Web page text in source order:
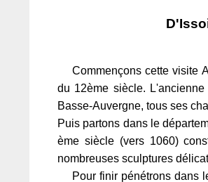
Commençons cette visite
du 12ème siècle.
Basse-Auvergne, tous ses
Puis partons dans le
ème siècle (vers 1060)
nombreuses sculptures
Pour finir pénétrons dans